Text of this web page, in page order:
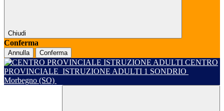
Chiudi
Conferma
Annulla Conferma
CENTRO
PROVINCIALE ISTRUZIONE ADULTI 1 SONDRIO
Morbegno (SO)